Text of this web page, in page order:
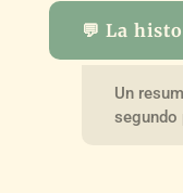
💬 La
Un
segundo